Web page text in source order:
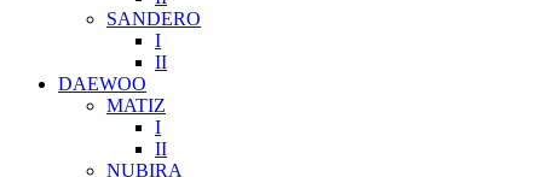
SANDERO
I
II
DAEWOO
MATIZ
I
II
NUBIRA